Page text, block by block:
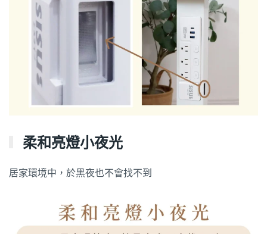
柔和亮燈小夜光
居家環境中，於黑夜也不會找不到